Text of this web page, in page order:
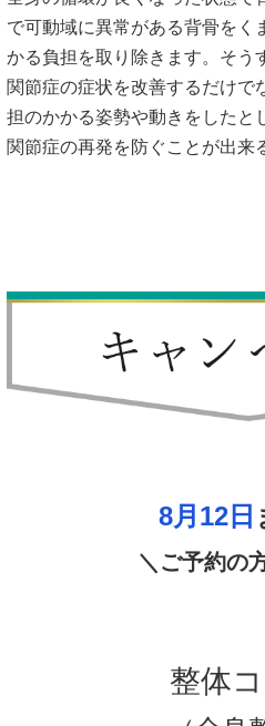
症状についての説明
股関節には関節唇や関節軟骨と
らが股関節に掛かる衝撃を吸収
活での姿勢、股関節に負担のか
負担がかかり過ぎると、股関節
がすり減り変形性股関節症にな
は特に体重の増加や股関節に負
も無いのに発症している方も少
身体の体重は日頃から掛かって
血流が悪いと股関節に疲労が蓄